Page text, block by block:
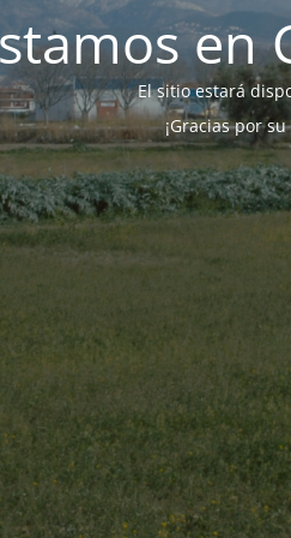
en
El sitio estará
¡Gracias por